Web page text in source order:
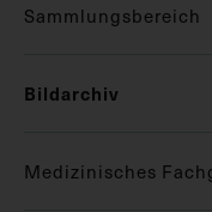
Sammlungsbereich
Bildarchiv
Medizinisches